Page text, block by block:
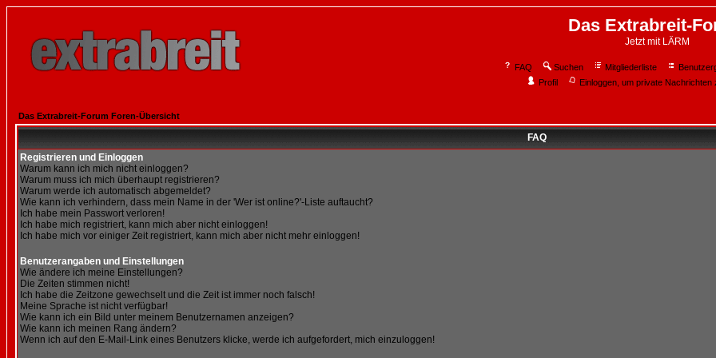
Das Extrabreit-
Jetzt mit LÄRM
FAQ Suchen Mitgliederliste
Profil
Einloggen, um private Nachrichten
Das Extrabreit-Forum Foren-Übersicht
FAQ
Registrieren und Einloggen
Warum kann ich mich nicht einloggen?
Warum muss ich mich überhaupt registrieren?
Warum werde ich automatisch abgemeldet?
Wie kann ich verhindern, dass mein Name in der 'Wer ist online?'-Liste auftaucht?
Ich habe mein Passwort verloren!
Ich habe mich registriert, kann mich aber nicht einloggen!
Ich habe mich vor einiger Zeit registriert, kann mich aber nicht mehr einloggen!
Benutzerangaben und Einstellungen
Wie ändere ich meine Einstellungen?
Die Zeiten stimmen nicht!
Ich habe die Zeitzone gewechselt und die Zeit ist immer noch falsch!
Meine Sprache ist nicht verfügbar!
Wie kann ich ein Bild unter meinem Benutzernamen anzeigen?
Wie kann ich meinen Rang ändern?
Wenn ich auf den E-Mail-Link eines Benutzers klicke, werde ich aufgefordert, mich einzuloggen!